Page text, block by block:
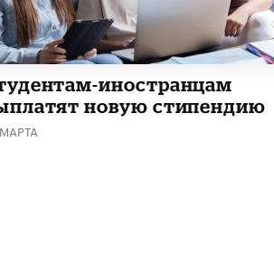
В Минобрнауки рассказали о новых
правилах приема в аспирантуру
1 ИЮНЯ /КАЧЕСТВО ОБРАЗОВАНИЯ
иностранцам
новую стипендию